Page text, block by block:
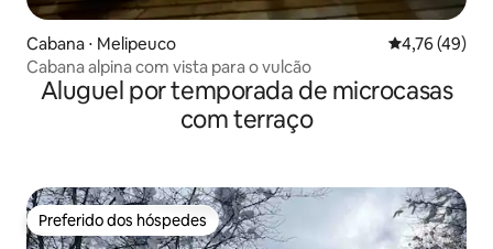
Cabana ⋅ Melipeuco 4,76 de uma
4,76 (49)
Cabana alpina com vista para o vulcão
Aluguel por temporada de microcasas
com terraço
Preferido dos hóspedes
Preferido dos hóspedes